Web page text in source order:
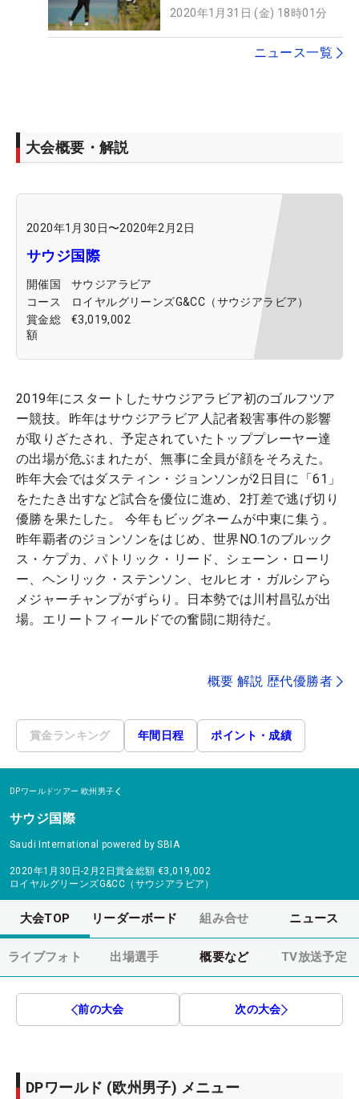
2020年1月31日 (金) 18時01分
ニュース一覧
大会概要・解説
2020年1月30日〜2020年2月2日
サウジ国際
開催国
サウジアラビア
コース
ロイヤルグリーンズG&CC（サウジアラビア）
賞金総
額
€3,019,002
2019年にスタートしたサウジアラビア初のゴルフツア
ー競技。昨年はサウジアラビア人記者殺害事件の影響
が取りざたされ、予定されていたトッププレーヤー達
の出場が危ぶまれたが、無事に全員が顔をそろえた。
昨年大会ではダスティン・ジョンソンが2日目に「61」
をたたき出すなど試合を優位に進め、2打差で逃げ切り
優勝を果たした。 今年もビッグネームが中東に集う。
昨年覇者のジョンソンをはじめ、世界NO.1のブルック
ス・ケプカ、パトリック・リード、シェーン・ローリ
ー、ヘンリック・ステンソン、セルヒオ・ガルシアら
メジャーチャンプがずらり。日本勢では川村昌弘が出
場。エリートフィールドでの奮闘に期待だ。
概要 解説 歴代優勝者
賞金ランキング 年間日程 ポイント・成績
DPワールドツアー 欧州男子
サウジ国際
Saudi International powered by SBIA
2020年1月30日-2月2日賞金総額 €3,019,002
ロイヤルグリーンズG&CC（サウジアラビア）
大会TOP リーダーボード 組み合せ ニュース
ライブフォト 出場選手 概要など TV放送予定
前の大会 次の大会
DPワールド (欧州男子) メニュー